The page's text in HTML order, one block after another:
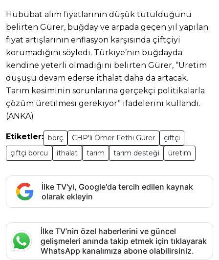
Hububat alım fiyatlarının düşük tutulduğunu
belirten Gürer, buğday ve arpada geçen yıl yapılan
fiyat artışlarının enflasyon karşısında çiftçiyi
korumadığını söyledi. Türkiye’nin buğdayda
kendine yeterli olmadığını belirten Gürer, “Üretim
düşüşü devam ederse ithalat daha da artacak.
Tarım kesiminin sorunlarına gerçekçi politikalarla
çözüm üretilmesi gerekiyor” ifadelerini kullandı.
(ANKA)
Etiketler: borç CHP'li Ömer Fethi Gürer
çiftçi
çiftçi borcu
ithalat tarım tarım desteği üretim
İlke TV'yi, Google'da tercih edilen kaynak
olarak ekleyin
İlke TV’nin özel haberlerini ve güncel
gelişmeleri anında takip etmek için tıklayarak
WhatsApp kanalımıza abone olabilirsiniz.